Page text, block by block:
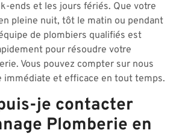
ends et les jours fériés. Que votre
pleine nuit, tôt le matin ou pendant
de plombiers qualifiés est
pour résoudre votre
Vous pouvez compter sur nous
immédiate et efficace en tout temps.
je contacter
Plomberie en